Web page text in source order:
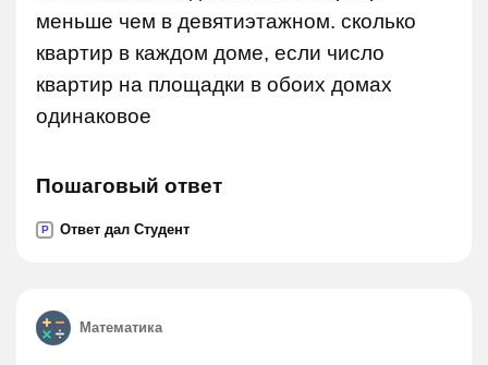
меньше чем в девятиэтажном. сколько
квартир в каждом доме, если число
квартир на площадки в обоих домах
одинаковое
Пошаговый ответ
P Ответ дал Студент
Математика